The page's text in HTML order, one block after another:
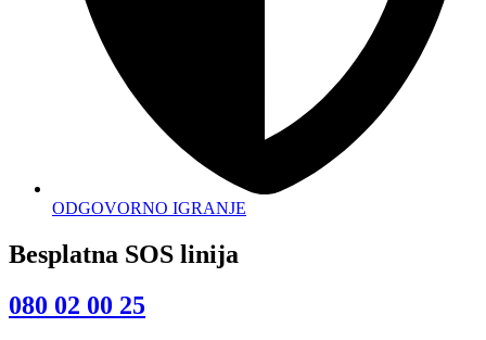
ODGOVORNO IGRANJE
Besplatna SOS linija
080 02 00 25